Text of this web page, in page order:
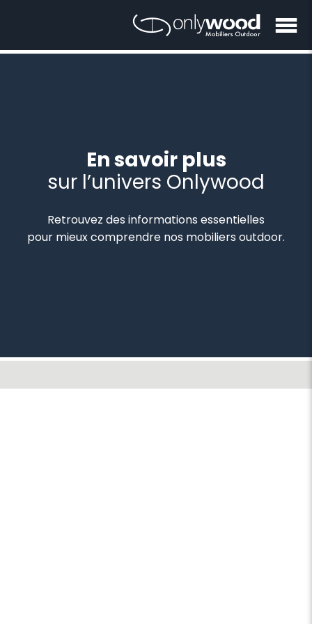
En savoir plus
sur l’univers Onlywood
Retrouvez des informations essentielles
pour mieux comprendre nos mobiliers outdoor.